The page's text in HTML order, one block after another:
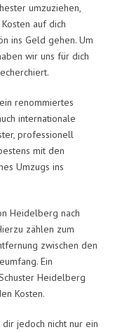
umzuziehen,
auf dich
ins Geld gehen. Um
wir uns für dich
renommiertes
internationale
professionell
mit den
Umzugs ins
Heidelberg nach
zählen zum
zwischen den
Ein
Heidelberg
Kosten.
jedoch nicht nur ein